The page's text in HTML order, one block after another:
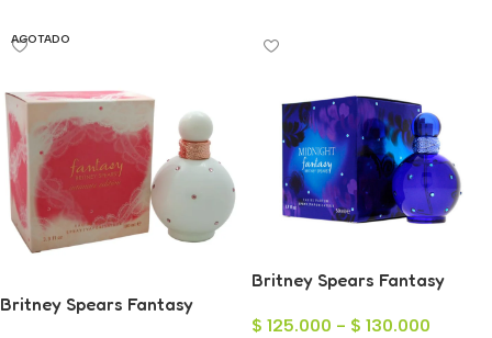
AGOTADO
Britney Spears Fantasy
Britney Spears Fantasy
$ 125.000 - $ 130.000